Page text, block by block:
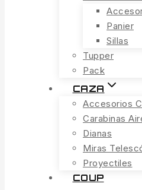
Panier
Sillas
Tupper
Pack
CAZA
Accesorios
Carabinas
Dianas
Miras
Proyectiles
COUP